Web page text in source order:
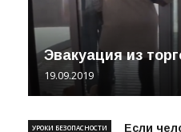
Эвакуация из
19.09.2019
Если
УРОКИ БЕЗОПАСНОСТИ